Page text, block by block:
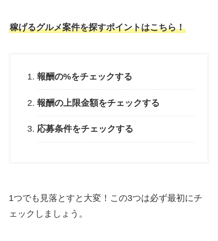
稼げるグルメ案件を探すポイントはこちら！
報酬の%をチェックする
報酬の上限金額をチェックする
応募条件をチェックする
1つでも見落とすと大変！この3つは必ず最初にチ
ェックしましょう。